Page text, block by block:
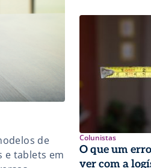
de
e tablets em
Colunistas
O que um
ver com a